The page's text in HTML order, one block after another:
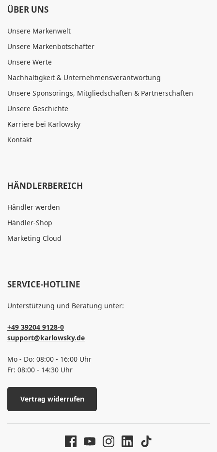
ÜBER UNS
Unsere Markenwelt
Unsere Markenbotschafter
Unsere Werte
Nachhaltigkeit & Unternehmensverantwortung
Unsere Sponsorings, Mitgliedschaften & Partnerschaften
Unsere Geschichte
Karriere bei Karlowsky
Kontakt
HÄNDLERBEREICH
Händler werden
Händler-Shop
Marketing Cloud
SERVICE-HOTLINE
Unterstützung und Beratung unter:
+49 39204 9128-0
support@karlowsky.de
Mo - Do: 08:00 - 16:00 Uhr
Fr: 08:00 - 14:30 Uhr
Vertrag widerrufen